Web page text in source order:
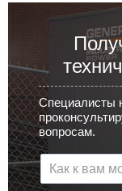
Специалисты
вопросам.